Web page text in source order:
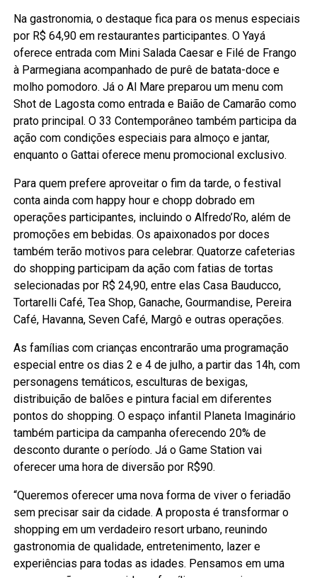
Na gastronomia, o destaque fica para os menus especiais
por R$ 64,90 em restaurantes participantes. O Yayá
oferece entrada com Mini Salada Caesar e Filé de Frango
à Parmegiana acompanhado de purê de batata-doce e
molho pomodoro. Já o Al Mare preparou um menu com
Shot de Lagosta como entrada e Baião de Camarão como
prato principal. O 33 Contemporâneo também participa da
ação com condições especiais para almoço e jantar,
enquanto o Gattai oferece menu promocional exclusivo.
Para quem prefere aproveitar o fim da tarde, o festival
conta ainda com happy hour e chopp dobrado em
operações participantes, incluindo o Alfredo’Ro, além de
promoções em bebidas. Os apaixonados por doces
também terão motivos para celebrar. Quatorze cafeterias
do shopping participam da ação com fatias de tortas
selecionadas por R$ 24,90, entre elas Casa Bauducco,
Tortarelli Café, Tea Shop, Ganache, Gourmandise, Pereira
Café, Havanna, Seven Café, Margô e outras operações.
As famílias com crianças encontrarão uma programação
especial entre os dias 2 e 4 de julho, a partir das 14h, com
personagens temáticos, esculturas de bexigas,
distribuição de balões e pintura facial em diferentes
pontos do shopping. O espaço infantil Planeta Imaginário
também participa da campanha oferecendo 20% de
desconto durante o período. Já o Game Station vai
oferecer uma hora de diversão por R$90.
“Queremos oferecer uma nova forma de viver o feriadão
sem precisar sair da cidade. A proposta é transformar o
shopping em um verdadeiro resort urbano, reunindo
gastronomia de qualidade, entretenimento, lazer e
experiências para todas as idades. Pensamos em uma